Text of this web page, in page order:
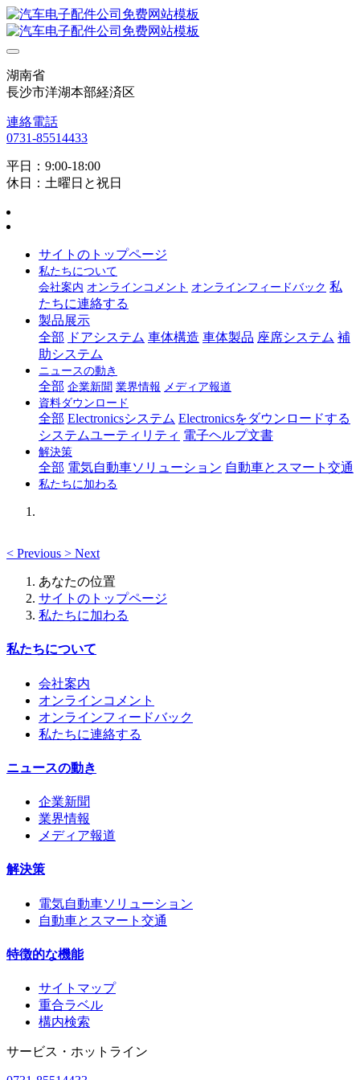
湖南省
長沙市洋湖本部経済区
連絡電話
0731-85514433
平日：9:00-18:00
休日：土曜日と祝日
サイトのトップページ
私たちについて
会社案内 オンラインコメント オンラインフィードバック 私
たちに連絡する
製品展示
全部 ドアシステム 車体構造 車体製品 座席システム 補
助システム
ニュースの動き
全部 企業新聞 業界情報 メディア報道
資料ダウンロード
全部 Electronicsシステム Electronicsをダウンロードする
システムユーティリティ 電子ヘルプ文書
解決策
全部 電気自動車ソリューション 自動車とスマート交通
私たちに加わる
< Previous > Next
あなたの位置
サイトのトップページ
私たちに加わる
私たちについて
会社案内
オンラインコメント
オンラインフィードバック
私たちに連絡する
ニュースの動き
企業新聞
業界情報
メディア報道
解決策
電気自動車ソリューション
自動車とスマート交通
特徴的な機能
サイトマップ
重合ラベル
構内検索
サービス・ホットライン